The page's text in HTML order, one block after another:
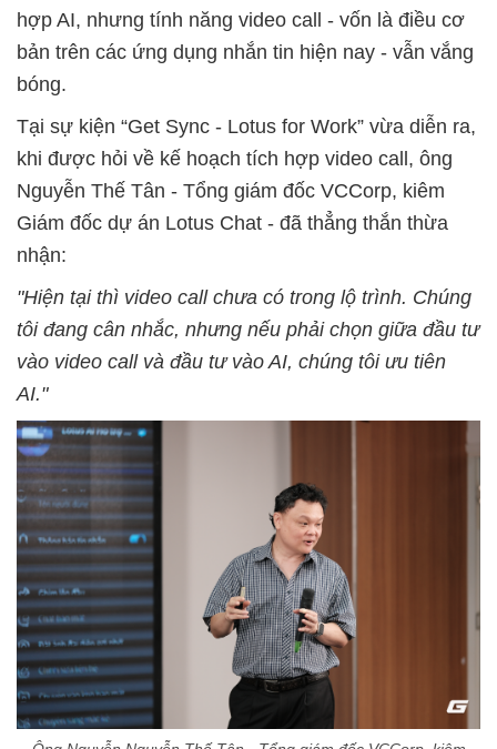
hợp AI, nhưng tính năng video call - vốn là điều cơ
bản trên các ứng dụng nhắn tin hiện nay - vẫn vắng
bóng.
Tại sự kiện “Get Sync - Lotus for Work” vừa diễn ra,
khi được hỏi về kế hoạch tích hợp video call, ông
Nguyễn Thế Tân - Tổng giám đốc VCCorp, kiêm
Giám đốc dự án Lotus Chat - đã thẳng thắn thừa
nhận:
"Hiện tại thì video call chưa có trong lộ trình. Chúng
tôi đang cân nhắc, nhưng nếu phải chọn giữa đầu tư
vào video call và đầu tư vào AI, chúng tôi ưu tiên
AI."